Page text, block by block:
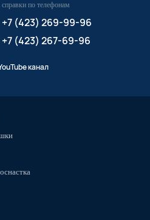
справки по телефонам
+7 (423) 269-99-96
+7 (423) 267-69-96
канал